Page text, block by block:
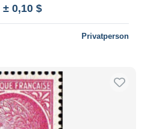
± 0,10 $
Privatperson